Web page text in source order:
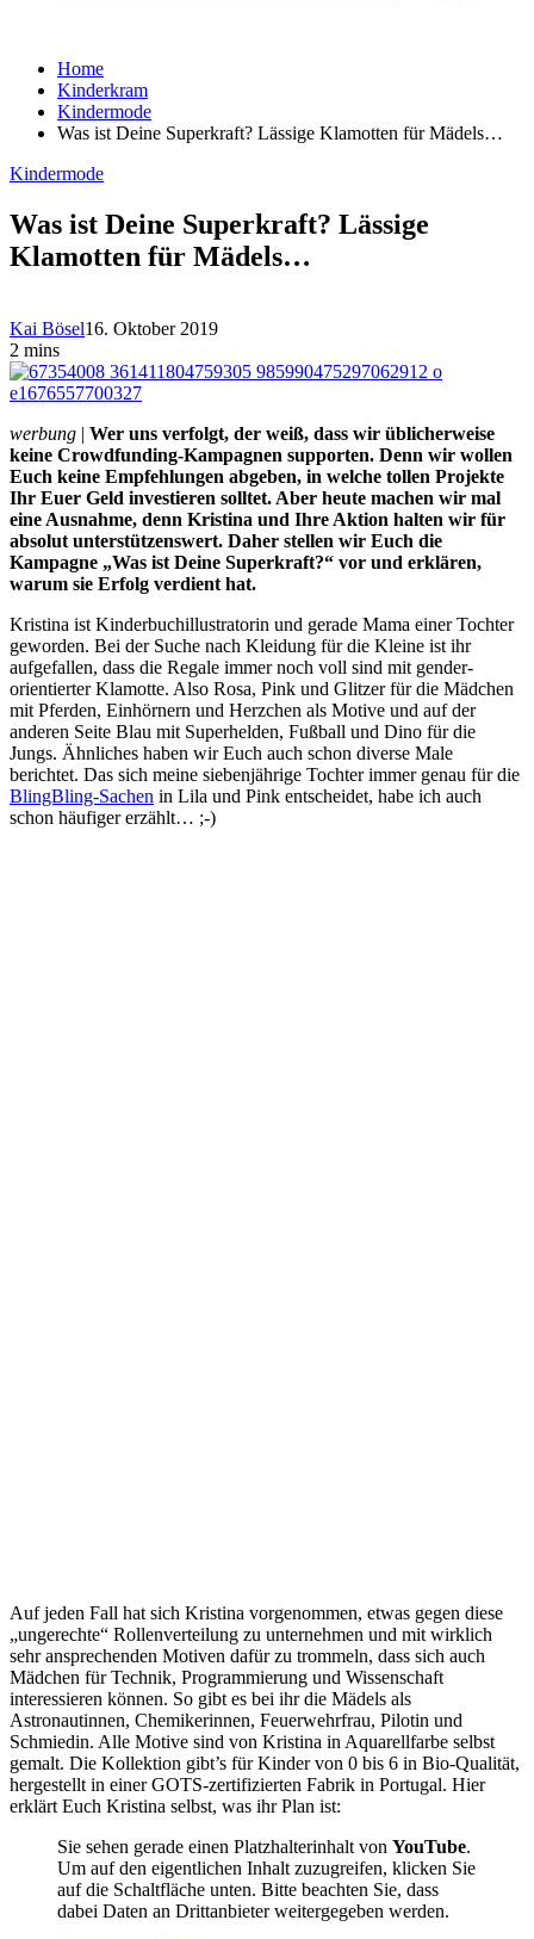
Home
Kinderkram
Kindermode
Was ist Deine Superkraft? Lässige Klamotten für Mädels…
Kindermode
Was ist Deine Superkraft? Lässige
Klamotten für Mädels…
Kai Bösel16. Oktober 2019
2 mins
werbung | Wer uns verfolgt, der weiß, dass wir üblicherweise
keine Crowdfunding-Kampagnen supporten. Denn wir wollen
Euch keine Empfehlungen abgeben, in welche tollen Projekte
Ihr Euer Geld investieren solltet. Aber heute machen wir mal
eine Ausnahme, denn Kristina und Ihre Aktion halten wir für
absolut unterstützenswert. Daher stellen wir Euch die
Kampagne „Was ist Deine Superkraft?“ vor und erklären,
warum sie Erfolg verdient hat.
Kristina ist Kinderbuchillustratorin und gerade Mama einer Tochter
geworden. Bei der Suche nach Kleidung für die Kleine ist ihr
aufgefallen, dass die Regale immer noch voll sind mit gender-
orientierter Klamotte. Also Rosa, Pink und Glitzer für die Mädchen
mit Pferden, Einhörnern und Herzchen als Motive und auf der
anderen Seite Blau mit Superhelden, Fußball und Dino für die
Jungs. Ähnliches haben wir Euch auch schon diverse Male
berichtet. Das sich meine siebenjährige Tochter immer genau für die
BlingBling-Sachen in Lila und Pink entscheidet, habe ich auch
schon häufiger erzählt… ;-)
Auf jeden Fall hat sich Kristina vorgenommen, etwas gegen diese
„ungerechte“ Rollenverteilung zu unternehmen und mit wirklich
sehr ansprechenden Motiven dafür zu trommeln, dass sich auch
Mädchen für Technik, Programmierung und Wissenschaft
interessieren können. So gibt es bei ihr die Mädels als
Astronautinnen, Chemikerinnen, Feuerwehrfrau, Pilotin und
Schmiedin. Alle Motive sind von Kristina in Aquarellfarbe selbst
gemalt. Die Kollektion gibt’s für Kinder von 0 bis 6 in Bio-Qualität,
hergestellt in einer GOTS-zertifizierten Fabrik in Portugal. Hier
erklärt Euch Kristina selbst, was ihr Plan ist:
Sie sehen gerade einen Platzhalterinhalt von YouTube.
Um auf den eigentlichen Inhalt zuzugreifen, klicken Sie
auf die Schaltfläche unten. Bitte beachten Sie, dass
dabei Daten an Drittanbieter weitergegeben werden.